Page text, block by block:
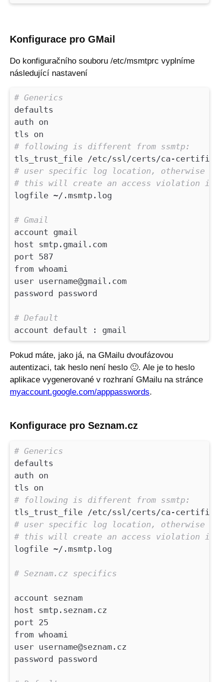
Konfigurace pro GMail
Do konfiguračního souboru /etc/msmtprc vyplníme
následující nastavení
# Generics
defaults
auth on
tls on
# following is different from ssmtp:
tls_trust_file /etc/ssl/certs/ca-
# user specific log location, otherwise
# this will create an access violation if
logfile ~/.msmtp.log
# Gmail
account gmail
host smtp.gmail.com
port 587
from whoami
user username@gmail.com
password password
# Default
account default : gmail
Pokud máte, jako já, na GMailu dvoufázovou
autentizaci, tak heslo není heslo 🙂. Ale je to heslo
aplikace vygenerované v rozhraní GMailu na stránce
myaccount.google.com/apppasswords.
Konfigurace pro Seznam.cz
# Generics
defaults
auth on
tls on
# following is different from ssmtp:
tls_trust_file /etc/ssl/certs/ca-
# user specific log location, otherwise
# this will create an access violation if
logfile ~/.msmtp.log
# Seznam.cz specifics
account seznam
host smtp.seznam.cz
port 25
from whoami
user username@seznam.cz
password password